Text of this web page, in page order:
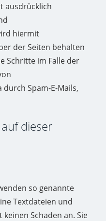
ausdrücklich
hiermit
der Seiten behalten
Schritte im Falle der
Spam-E-Mails,
dieser
so genannte
Textdateien und
Schaden an. Sie